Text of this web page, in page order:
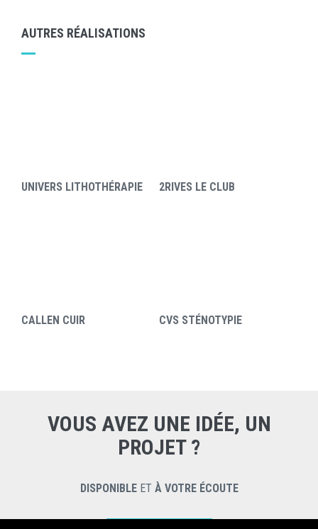
AUTRES RÉALISATIONS
UNIVERS LITHOTHÉRAPIE 2RIVES LE CLUB
CALLEN CUIR CVS STÉNOTYPIE
VOUS AVEZ UNE IDÉE, UN
PROJET ?
DISPONIBLEET À VOTRE ÉCOUTE